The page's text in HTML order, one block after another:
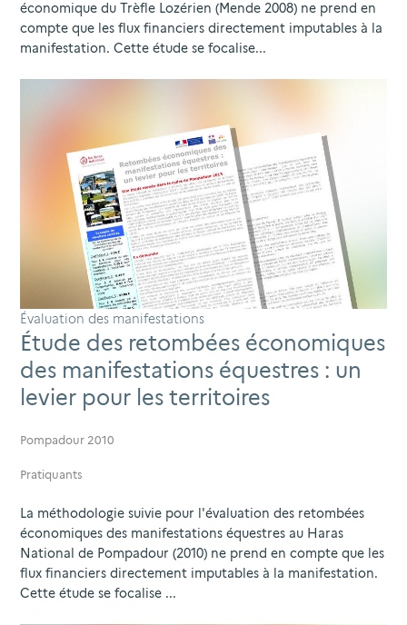
économique du Trèfle Lozérien (Mende 2008) ne prend en
compte que les flux financiers directement imputables à la
manifestation. Cette étude se focalise...
Évaluation des manifestations
Étude des retombées économiques
des manifestations équestres : un
levier pour les territoires
Pompadour 2010
Pratiquants
La méthodologie suivie pour l'évaluation des retombées
économiques des manifestations équestres au Haras
National de Pompadour (2010) ne prend en compte que les
flux financiers directement imputables à la manifestation.
Cette étude se focalise ...